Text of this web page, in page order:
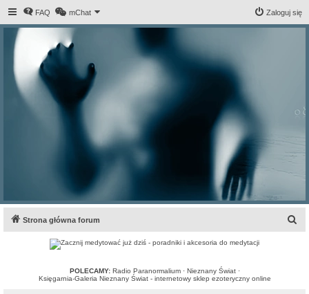
FAQ mChat Zaloguj się
Strona główna forum
POLECAMY: Radio Paranormalium· Nieznany Świat·
Księgarnia-Galeria Nieznany Świat - internetowy sklep ezoteryczny online